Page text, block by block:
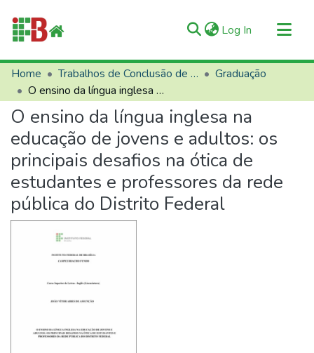
Log In (current)
Communities & Collections
All of RIIFB
Manuals and Terms
Statistics
About RIIFB
Help
Contacts
Home Trabalhos de Conclusão de Curso (TCCs)
Graduação
O ensino da língua inglesa na educação de jovens e adultos: os principais desafios na ótica de estudantes e professores da rede pública do Distrito Federal
O ensino da língua inglesa na
educação de jovens e adultos: os
principais desafios na ótica de
estudantes e professores da rede
pública do Distrito Federal